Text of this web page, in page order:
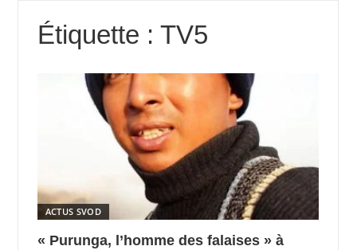
Étiquette : TV5
ACTUS SVOD
« Purunga, l’homme des falaises » à